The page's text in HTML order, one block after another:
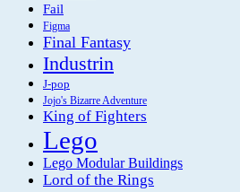
Fail
Figma
Final Fantasy
Industrin
J-pop
Jojo's Bizarre Adventure
King of Fighters
Lego
Lego Modular Buildings
Lord of the Rings